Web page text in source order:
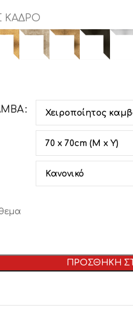
ΚΆΔΡΟ
ΠΡΟΣΘΗΚΗ